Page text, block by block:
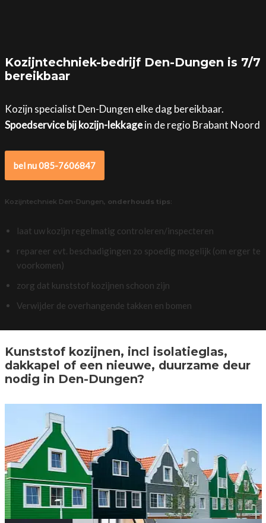
Kozijntechniek-bedrijf Den-Dungen is 7/7
bereikbaar
Kozijn specialist Den-Dungen elke dag bereikbaar.
Spoedservice bij kozijn-lekkagein de regio Brabant Noord
bel nu 085-7606847
Kozijntechniek Den-Dungen, onderhouds tips:
laat uw kozijn regelmatig controleren/inspecteren
repareer evt. beschadigingen zo spoedig mogelijk (om erger te
voorkomen)
zorg dat kunststof kozijnen schoon zijn
Verwijder de overhangende takken en bomen
Kunststof kozijnen, incl isolatieglas,
dakkapel of een nieuwe, duurzame deur
nodig in Den-Dungen?